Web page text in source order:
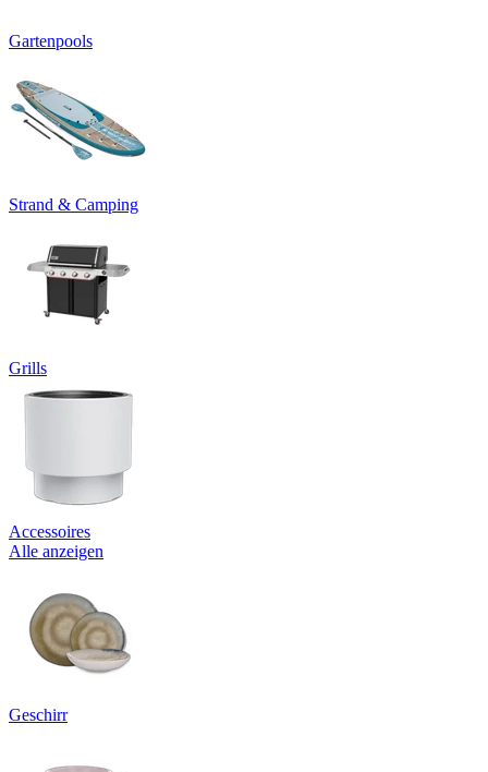
Gartenpools
Strand & Camping
Grills
Accessoires
Alle anzeigen
Geschirr